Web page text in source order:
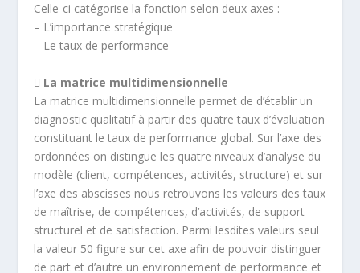
Celle-ci catégorise la fonction selon deux axes :
– L’importance stratégique
– Le taux de performance
 La matrice multidimensionnelle
La matrice multidimensionnelle permet de d’établir un
diagnostic qualitatif à partir des quatre taux d’évaluation
constituant le taux de performance global. Sur l’axe des
ordonnées on distingue les quatre niveaux d’analyse du
modèle (client, compétences, activités, structure) et sur
l’axe des abscisses nous retrouvons les valeurs des taux
de maîtrise, de compétences, d’activités, de support
structurel et de satisfaction. Parmi lesdites valeurs seul
la valeur 50 figure sur cet axe afin de pouvoir distinguer
de part et d’autre un environnement de performance et